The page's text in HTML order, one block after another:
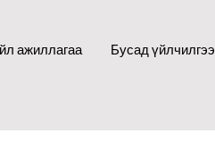
ажиллагаа Бусад үйлчилгээ